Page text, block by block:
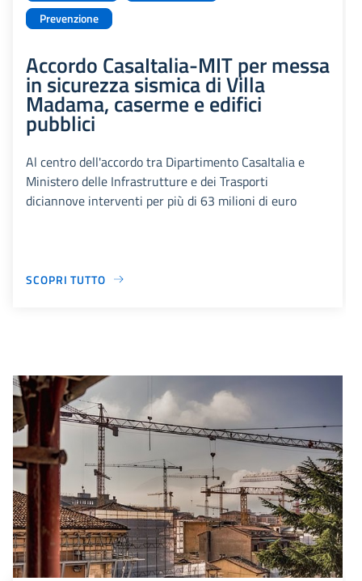
Prevenzione
Accordo CasaItalia-MIT per messa
in sicurezza sismica di Villa
Madama, caserme e edifici
pubblici
Al centro dell'accordo tra Dipartimento CasaItalia e
Ministero delle Infrastrutture e dei Trasporti
diciannove interventi per più di 63 milioni di euro
SCOPRI TUTTO